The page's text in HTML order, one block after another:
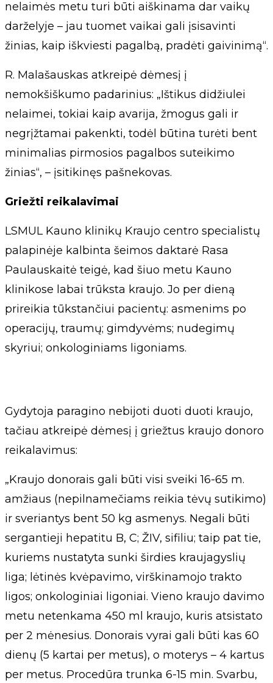
nelaimės metu turi būti aiškinama dar vaikų
darželyje – jau tuomet vaikai gali įsisavinti
žinias, kaip iškviesti pagalbą, pradėti gaivinimą“.
R. Malašauskas atkreipė dėmesį į
nemokšiškumo padarinius: „Ištikus didžiulei
nelaimei, tokiai kaip avarija, žmogus gali ir
negrįžtamai pakenkti, todėl būtina turėti bent
minimalias pirmosios pagalbos suteikimo
žinias“, – įsitikinęs pašnekovas.
Griežti reikalavimai
LSMUL Kauno klinikų Kraujo centro specialistų
palapinėje kalbinta šeimos daktarė Rasa
Paulauskaitė teigė, kad šiuo metu Kauno
klinikose labai trūksta kraujo. Jo per dieną
prireikia tūkstančiui pacientų: asmenims po
operacijų, traumų; gimdyvėms; nudegimų
skyriui; onkologiniams ligoniams.
Gydytoja paragino nebijoti duoti duoti kraujo,
tačiau atkreipė dėmesį į griežtus kraujo donoro
reikalavimus:
„Kraujo donorais gali būti visi sveiki 16-65 m.
amžiaus (nepilnamečiams reikia tėvų sutikimo)
ir sveriantys bent 50 kg asmenys. Negali būti
sergantieji hepatitu B, C; ŽIV, sifiliu; taip pat tie,
kuriems nustatyta sunki širdies kraujagyslių
liga; lėtinės kvėpavimo, virškinamojo trakto
ligos; onkologiniai ligoniai. Vieno kraujo davimo
metu netenkama 450 ml kraujo, kuris atsistato
per 2 mėnesius. Donorais vyrai gali būti kas 60
dienų (5 kartai per metus), o moterys – 4 kartus
per metus. Procedūra trunka 6-15 min. Svarbu,